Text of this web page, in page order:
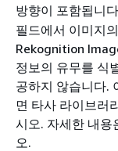
방향이 포함됩니
필드에서 이미지
Rekognition
정보의 유무를 식
공하지 않습니다.
면 타사 라이브러
시오. 자세한 내용
오.